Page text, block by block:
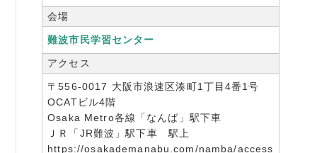
会場
難波市民学習センター
アクセス
〒556-0017 大阪市浪速区湊町1丁目4番1号
OCATビル4階
Osaka Metro各線「なんば」駅下車
ＪＲ「JR難波」駅下車 駅上
https://osakademanabu.com/namba/access